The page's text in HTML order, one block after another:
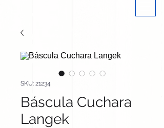
SKU: 21234
Báscula Cuchara
Langek